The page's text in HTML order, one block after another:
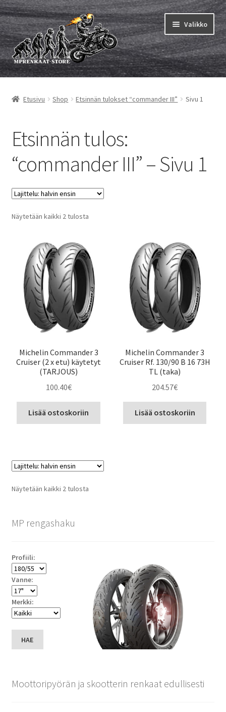
Siirry
navigointiin
Siirry
sisältöön
Valikko
MP renkaat
tason
Sisärenkaat ja nauhat
Rengasmerkit
Vinkit&ohjeet
Etusivu Shop Etsinnän tulokset “commander III” Sivu 1
Etsinnän tulos:
“commander III” – Sivu 1
Näytetään kaikki 2 tulostaHalvin
Michelin Commander 3
Cruiser (2 x etu) käytetyt
(TARJOUS)
100.40€
Lisää ostoskoriin
Michelin Commander 3
Cruiser Rf. 130/90 B 16 73H
TL (taka)
204.57€
Lisää ostoskoriin
Näytetään kaikki 2 tulostaHalvin
MP rengashaku
Profiili:
Vanne:
Merkki:
HAE
Moottoripyörän ja skootterin renkaat edullisesti